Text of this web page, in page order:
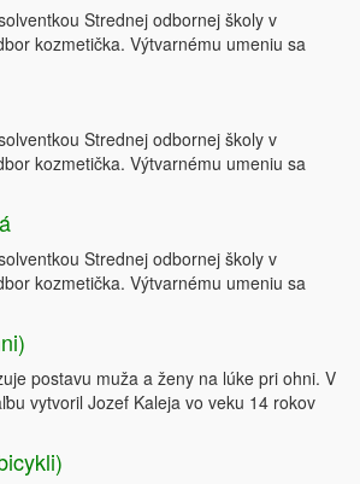
Strednej odbornej školy v
kozmetička. Výtvarnému umeniu sa
Strednej odbornej školy v
kozmetička. Výtvarnému umeniu sa
Strednej odbornej školy v
kozmetička. Výtvarnému umeniu sa
postavu muža a ženy na lúke pri ohni. V
vytvoril Jozef Kaleja vo veku 14 rokov